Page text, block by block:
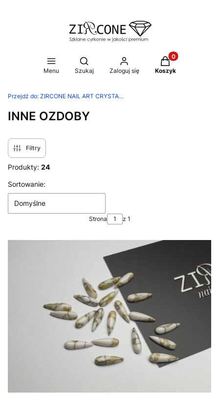
Menu
Otwórz wyszukiwarkę
Szukaj Zaloguj się
Produkty w
Koszyk
Przejdź do: ZIRCONE NAIL ART CRYSTALS
INNE OZDOBY
Filtry
Produkty: 24
Lista produktów
Sortowanie:
Domyślne
Strona z 1